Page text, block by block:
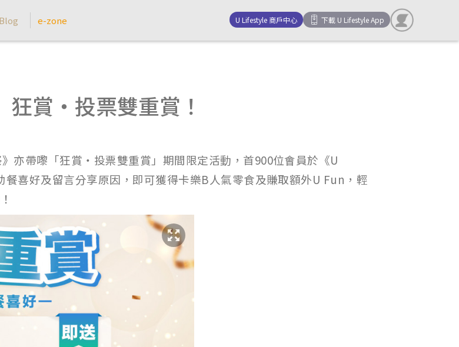
Blog e-zone U Lifestyle 商戶中心 下載 U Lifestyle App
狂賞‧投票雙重賞！
亦帶嚟「狂賞‧投票雙重賞」期間限定活動，首900位會員於《U
喜好及留言分享原因，即可獲得卡樂B人氣零食及賺取額外U Fun，輕